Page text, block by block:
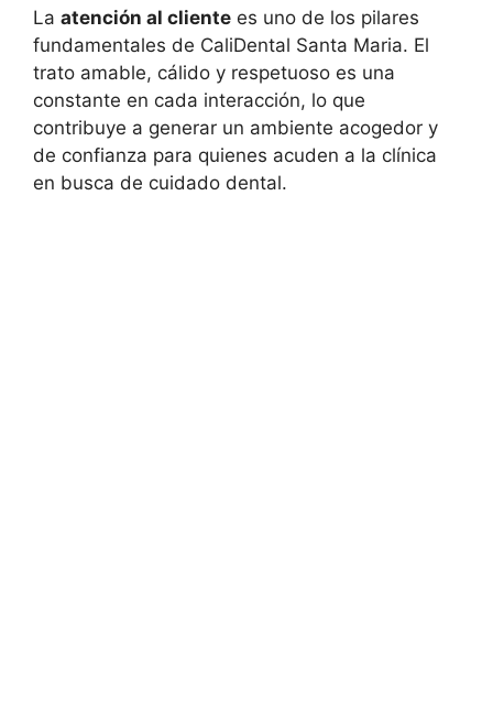
La atención al cliente es uno de los pilares
fundamentales de CaliDental Santa Maria. El
trato amable, cálido y respetuoso es una
constante en cada interacción, lo que
contribuye a generar un ambiente acogedor y
de confianza para quienes acuden a la clínica
en busca de cuidado dental.